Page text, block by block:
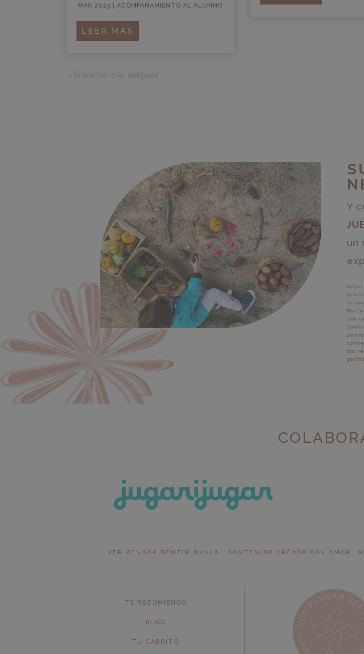
MAR 2025 |ACOMPAÑAMIENTO AL ALUMNO
LEER MÁS
« Entradas más antiguas
Y
un
con
los
VER PENSAR SENTIR ©2026 | CONTENIDO CREADO CON AMOR,
TE RECOMIENDO
BLOG
TU CARRITO